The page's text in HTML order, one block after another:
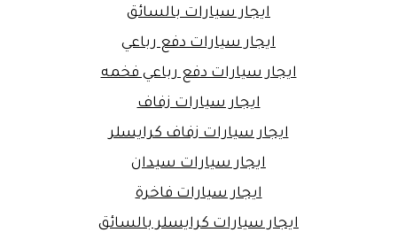
ايجار سيارات بالسائق
ايجار سيارات دفع رباعي
ايجار سيارات دفع رباعي فخمه
ايجار سيارات زفاف
ايجار سيارات زفاف كرايسلر
ايجار سيارات سيدان
ايجار سيارات فاخرة
ايجار سيارات كرايسلر بالسائق